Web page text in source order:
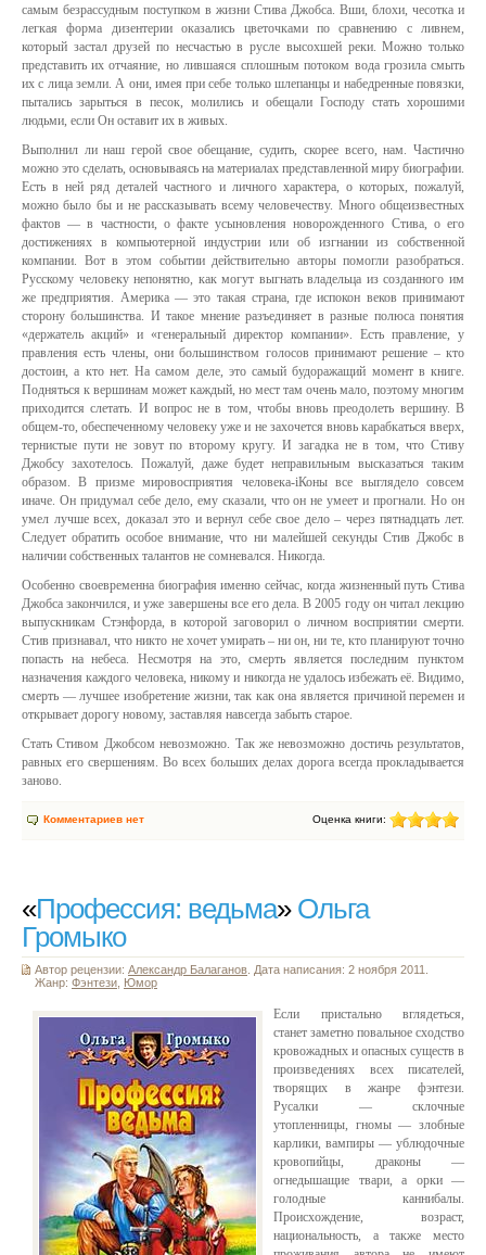
самым безрассудным поступком в жизни Стива Джобса. Вши, блохи, чесотка и
легкая форма дизентерии оказались цветочками по сравнению с ливнем,
который застал друзей по несчастью в русле высохшей реки. Можно только
представить их отчаяние, но лившаяся сплошным потоком вода грозила смыть
их с лица земли. А они, имея при себе только шлепанцы и набедренные повязки,
пытались зарыться в песок, молились и обещали Господу стать хорошими
людьми, если Он оставит их в живых.
Выполнил ли наш герой свое обещание, судить, скорее всего, нам. Частично
можно это сделать, основываясь на материалах представленной миру биографии.
Есть в ней ряд деталей частного и личного характера, о которых, пожалуй,
можно было бы и не рассказывать всему человечеству. Много общеизвестных
фактов — в частности, о факте усыновления новорожденного Стива, о его
достижениях в компьютерной индустрии или об изгнании из собственной
компании. Вот в этом событии действительно авторы помогли разобраться.
Русскому человеку непонятно, как могут выгнать владельца из созданного им
же предприятия. Америка — это такая страна, где испокон веков принимают
сторону большинства. И такое мнение разъединяет в разные полюса понятия
«держатель акций» и «генеральный директор компании». Есть правление, у
правления есть члены, они большинством голосов принимают решение – кто
достоин, а кто нет. На самом деле, это самый будоражащий момент в книге.
Подняться к вершинам может каждый, но мест там очень мало, поэтому многим
приходится слетать. И вопрос не в том, чтобы вновь преодолеть вершину. В
общем-то, обеспеченному человеку уже и не захочется вновь карабкаться вверх,
тернистые пути не зовут по второму кругу. И загадка не в том, что Стиву
Джобсу захотелось. Пожалуй, даже будет неправильным высказаться таким
образом. В призме мировосприятия человека-iКоны все выглядело совсем
иначе. Он придумал себе дело, ему сказали, что он не умеет и прогнали. Но он
умел лучше всех, доказал это и вернул себе свое дело – через пятнадцать лет.
Следует обратить особое внимание, что ни малейшей секунды Стив Джобс в
наличии собственных талантов не сомневался. Никогда.
Особенно своевременна биография именно сейчас, когда жизненный путь Стива
Джобса закончился, и уже завершены все его дела. В 2005 году он читал лекцию
выпускникам Стэнфорда, в которой заговорил о личном восприятии смерти.
Стив признавал, что никто не хочет умирать – ни он, ни те, кто планируют точно
попасть на небеса. Несмотря на это, смерть является последним пунктом
назначения каждого человека, никому и никогда не удалось избежать её. Видимо,
смерть — лучшее изобретение жизни, так как она является причиной перемен и
открывает дорогу новому, заставляя навсегда забыть старое.
Стать Стивом Джобсом невозможно. Так же невозможно достичь результатов,
равных его свершениям. Во всех больших делах дорога всегда прокладывается
заново.
Комментариев нет Оценка книги:
«Профессия: ведьма» Ольга
Громыко
Автор рецензии: Александр Балаганов . Дата написания: 2 ноября 2011.
Жанр: Фэнтези Юмор
Если пристально вглядеться,
станет заметно повальное сходство
кровожадных и опасных существ в
произведениях всех писателей,
творящих в жанре фэнтези.
Русалки — склочные
утопленницы, гномы — злобные
карлики, вампиры — ублюдочные
кровопийцы, драконы —
огнедышащие твари, а орки —
голодные каннибалы.
Происхождение, возраст,
национальность, а также место